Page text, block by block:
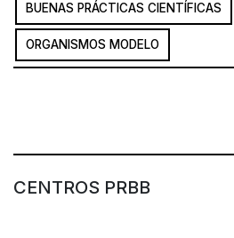
BUENAS PRÁCTICAS CIENTÍFICAS
ORGANISMOS MODELO
CENTROS PRBB